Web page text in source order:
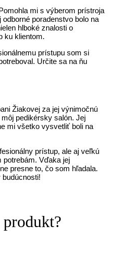
mi s výberom prístroja
poradenstvo bolo na
hlboké znalosti o
ku klientom.
prístupu som si
Určite sa na ňu
Žiakovej za jej výnimočnú
pedikérsky salón. Jej
mi všetko vysvetliť boli na
prístup, ale aj veľkú
potrebám. Vďaka jej
presne to, čo som hľadala.